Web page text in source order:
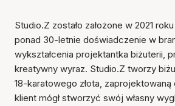
Studio.Z zostało założone w 2021
ponad 30-letnie doświadczenie w
wykształcenia projektantka biżuterii,
kreatywny wyraz. Studio.Z tworzy
18-karatowego złota,
klient mógł stworzyć swój własny